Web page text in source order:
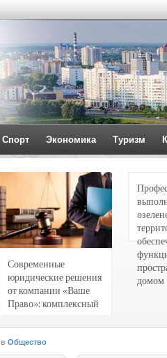
Спорт Экономика Туризм
Современные
юридические решения
от компании «Ваше
Право»: комплексный
интересов клиентов
домом
в Общество